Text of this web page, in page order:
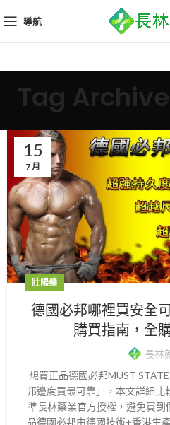
導航
Tag
15
7 月
壯陽藥
德國必邦哪裡買安全
購買指南，全
長林
想買正品德國必邦MUST
邦邊度買最可靠」，本文詳細比
準長林藥業官方授權，避免買到
品德國必邦由德國技術+香港生